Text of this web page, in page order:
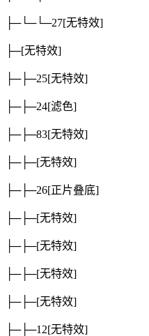
├─└─└─27[无特效]
├─[无特效]
├─├─25[无特效]
├─├─24[滤色]
├─├─83[无特效]
├─├─[无特效]
├─├─26[正片叠底]
├─├─[无特效]
├─├─[无特效]
├─├─[无特效]
├─├─[无特效]
├─├─12[无特效]